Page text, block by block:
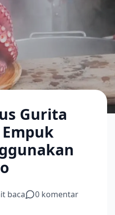
Gurita
baca 0 komentar